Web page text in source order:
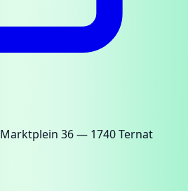
Marktplein 36— 1740 Ternat